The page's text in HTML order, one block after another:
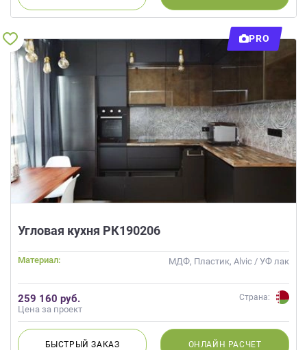
PRO
Угловая кухня РК190206
Материал: МДФ, Пластик, Alvic / УФ лак
259 160 руб.
Цена за проект
Страна:
БЫСТРЫЙЗАКАЗ ОНЛАЙН РАСЧЕТ